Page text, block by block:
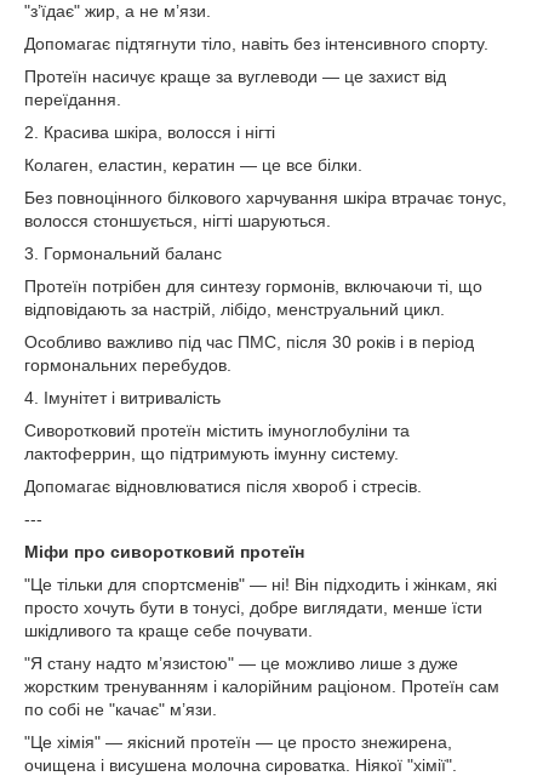
"з’їдає" жир, а не м’язи.
Допомагає підтягнути тіло, навіть без інтенсивного спорту.
Протеїн насичує краще за вуглеводи — це захист від
переїдання.
2. Красива шкіра, волосся і нігті
Колаген, еластин, кератин — це все білки.
Без повноцінного білкового харчування шкіра втрачає тонус,
волосся стоншується, нігті шаруються.
3. Гормональний баланс
Протеїн потрібен для синтезу гормонів, включаючи ті, що
відповідають за настрій, лібідо, менструальний цикл.
Особливо важливо під час ПМС, після 30 років і в період
гормональних перебудов.
4. Імунітет і витривалість
Сиворотковий протеїн містить імуноглобуліни та
лактоферрин, що підтримують імунну систему.
Допомагає відновлюватися після хвороб і стресів.
---
Міфи про сиворотковий протеїн
"Це тільки для спортсменів" — ні! Він підходить і жінкам, які
просто хочуть бути в тонусі, добре виглядати, менше їсти
шкідливого та краще себе почувати.
"Я стану надто м’язистою" — це можливо лише з дуже
жорстким тренуванням і калорійним раціоном. Протеїн сам
по собі не "качає" м’язи.
"Це хімія" — якісний протеїн — це просто знежирена,
очищена і висушена молочна сироватка. Ніякої "хімії".